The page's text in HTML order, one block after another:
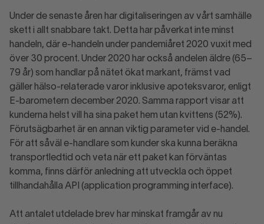
Under de senaste åren har digitaliseringen av vårt samhälle
skett i allt snabbare takt. Detta har påverkat inte minst
handeln, där e-handeln under pandemiåret 2020 vuxit med
över 30 procent. Under 2020 har också andelen äldre (65–
79 år) som handlar på nätet ökat markant, främst vad
gäller hälso-relaterade varor inklusive apoteksvaror, enligt
E-barometern december 2020. Samma rapport visar att
kunderna helst vill ha sina paket hem utan kvittens (52%).
Förutsägbarhet är en annan viktig parameter vid e-handel.
För att såväl e-handlare som kunder ska kunna beräkna
transportledtid och veta när ett paket kan förväntas
komma, finns därför anledning att utveckla och öppet
tillhandahålla API (application programming interface).
Att antalet utdelade brev har minskat framgår av nu